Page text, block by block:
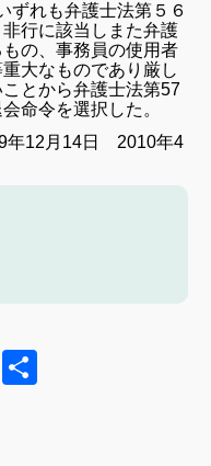
ずれも弁護士法第５６
行に該当しまた弁護
の、事務員の使用者
大なものであり厳し
とから弁護士法第57
命令を選択した。
年12月14日 2010年4
Line